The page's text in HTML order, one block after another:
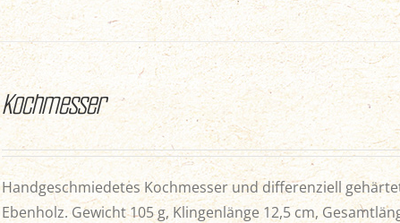
Kochmesser
Handgeschmiedetes Kochmesser und differenziell
Ebenholz. Gewicht 105 g, Klingenlänge 12,5 cm,